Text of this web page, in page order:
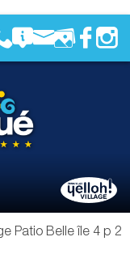
Patio Belle île 4 p 2